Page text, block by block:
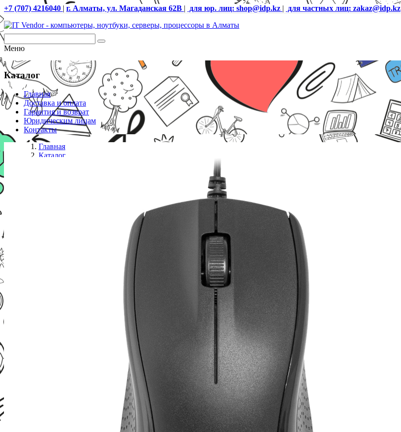
+7 (707) 4216040 | г. Алматы, ул. Магаданская 62В | для юр. лиц: shop@idp.kz | для частных лиц: zakaz@idp.kz
Меню
Каталог
Главная
Доставка и оплата
Гарантия и возврат
Юридическим лицам
Контакты
Главная
Каталог
Мышь проводная Defender Optimum MB-160, черный